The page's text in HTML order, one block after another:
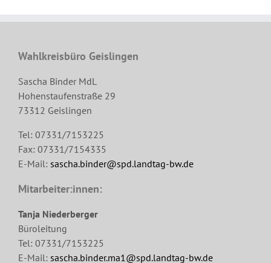
Wahlkreisbüro Geislingen
Sascha Binder MdL
Hohenstaufenstraße 29
73312 Geislingen
Tel: 07331/7153225
Fax: 07331/7154335
E-Mail: sascha.binder@spd.landtag-bw.de
Mitarbeiter:innen:
Tanja Niederberger
Büroleitung
Tel: 07331/7153225
E-Mail: sascha.binder.ma1@spd.landtag-bw.de